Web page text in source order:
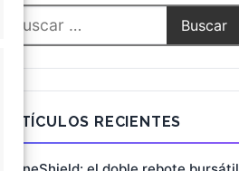
ARTÍCULOS RECIENTES